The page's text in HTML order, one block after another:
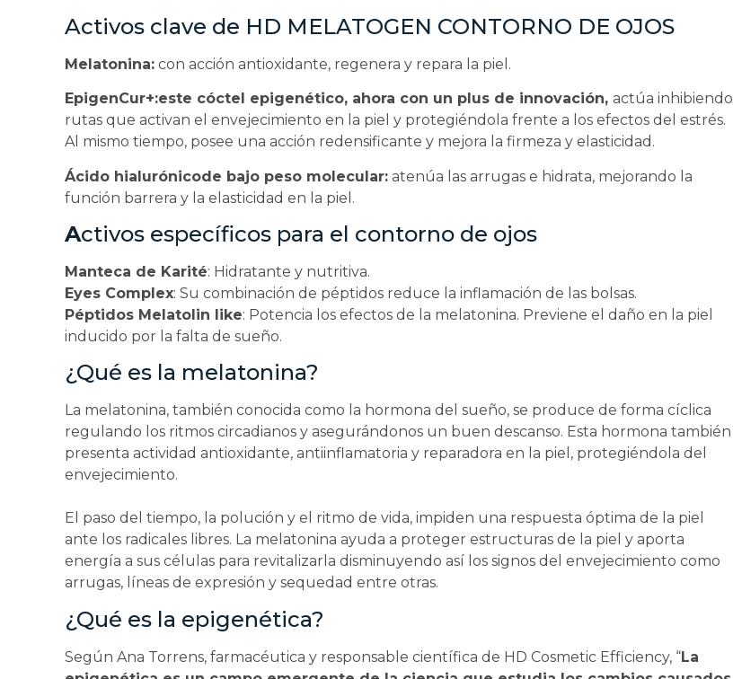
Activos clave de HD MELATOGEN CONTORNO DE OJOS
Melatonina: con acción antioxidante, regenera y repara la piel.
EpigenCur+:este cóctel epigenético, ahora con un plus de innovación, actúa inhibiendo
rutas que activan el envejecimiento en la piel y protegiéndola frente a los efectos del estrés.
Al mismo tiempo, posee una acción redensificante y mejora la firmeza y elasticidad.
Ácido hialurónicode bajo peso molecular: atenúa las arrugas e hidrata, mejorando la
función barrera y la elasticidad en la piel.
Activos específicos para el contorno de ojos
Manteca de Karité: Hidratante y nutritiva.
Eyes Complex: Su combinación de péptidos reduce la inflamación de las bolsas.
Péptidos Melatolin like: Potencia los efectos de la melatonina. Previene el daño en la piel
inducido por la falta de sueño.
¿Qué es la melatonina?
La melatonina, también conocida como la hormona del sueño, se produce de forma cíclica
regulando los ritmos circadianos y asegurándonos un buen descanso. Esta hormona también
presenta actividad antioxidante, antiinflamatoria y reparadora en la piel, protegiéndola del
envejecimiento.
El paso del tiempo, la polución y el ritmo de vida, impiden una respuesta óptima de la piel
ante los radicales libres. La melatonina ayuda a proteger estructuras de la piel y aporta
energía a sus células para revitalizarla disminuyendo así los signos del envejecimiento como
arrugas, líneas de expresión y sequedad entre otras.
¿Qué es la epigenética?
Según Ana Torrens, farmacéutica y responsable científica de HD Cosmetic Efficiency, “La